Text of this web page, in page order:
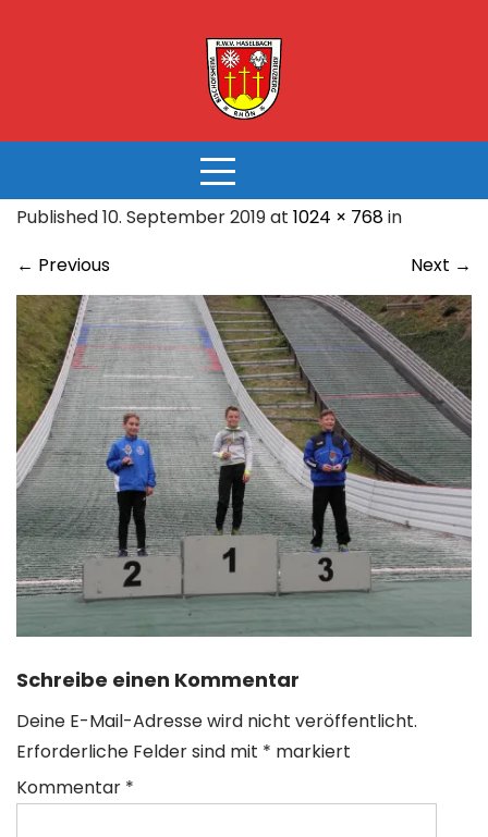
Published 10. September 2019 at 1024 × 768in
← Previous Next →
Schreibe einen Kommentar
Deine E-Mail-Adresse wird nicht veröffentlicht.
Erforderliche Felder sind mit * markiert
Kommentar *